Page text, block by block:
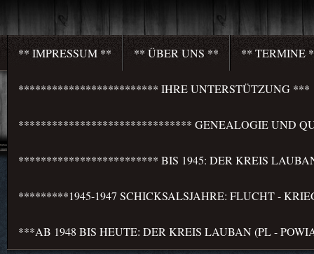
** IMPRESSUM ** ** ÜBER UNS ** ** TERMINE
************************* IHRE UNTERSTÜTZUNG ***
******************************* GENEALOGIE UND
************************* BIS 1945: DER KREIS
*********1945-1947 SCHICKSALSJAHRE: FLUCHT -
***AB 1948 BIS HEUTE: DER KREIS LAUBAN (PL -